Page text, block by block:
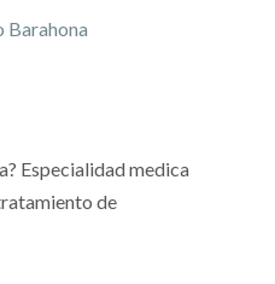
Especialidad medica
de